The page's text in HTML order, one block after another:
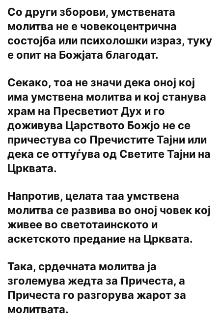
Со други зборови, умствената
молитва не е човекоцентрична
состојба или психолошки израз, туку
е опит на Божјата благодат.
Секако, тоа не значи дека оној кој
има умствена молитва и кој станува
храм на Пресветиот Дух и го
доживува Царството Божјо не се
причестува со Пречистите Тајни или
дека се оттуѓува од Светите Тајни на
Црквата.
Напротив, целата таа умствена
молитва се развива во оној човек кој
живее во светотаинското и
аскетското предание на Црквата.
Така, срдечната молитва ја
зголемува жедта за Причеста, а
Причеста го разгорува жарот за
молитвата.